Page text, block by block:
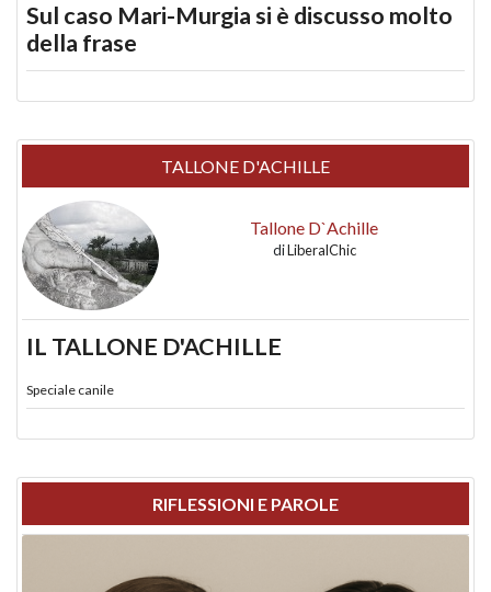
Sul caso Mari-Murgia si è discusso molto
della frase
TALLONE D'ACHILLE
Tallone D`Achille
diLiberalChic
IL TALLONE D'ACHILLE
Speciale canile
RIFLESSIONI E PAROLE